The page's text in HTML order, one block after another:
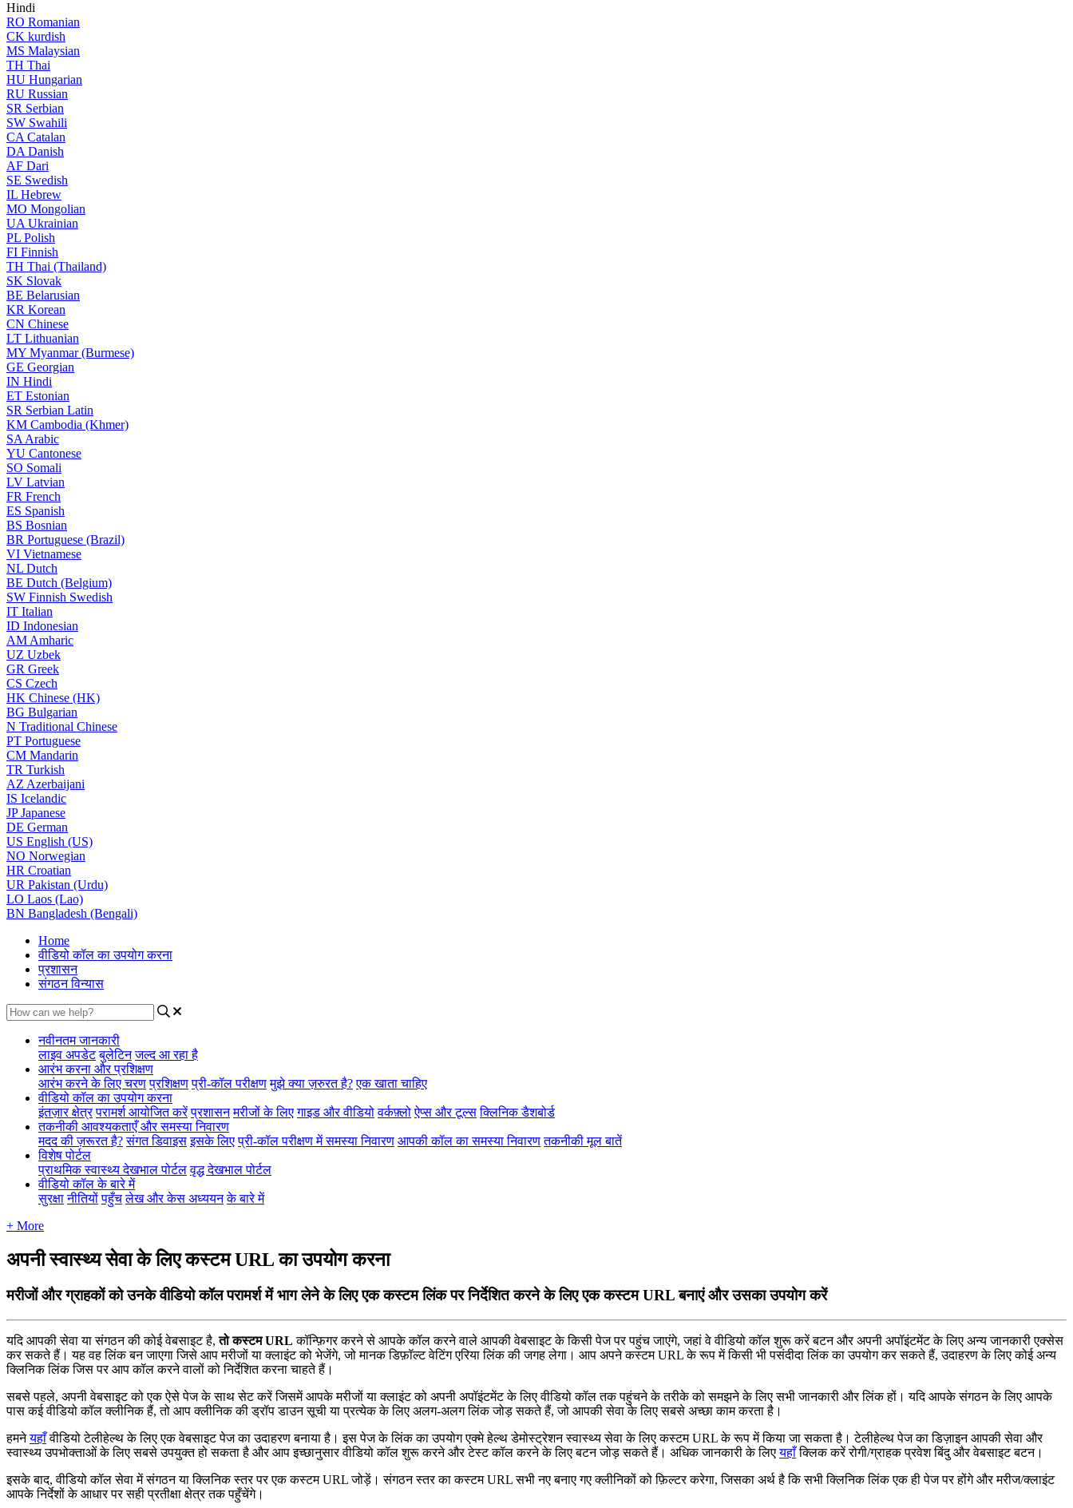
Hindi
RO Romanian
CK kurdish
MS Malaysian
TH Thai
HU Hungarian
RU Russian
SR Serbian
SW Swahili
CA Catalan
DA Danish
AF Dari
SE Swedish
IL Hebrew
MO Mongolian
UA Ukrainian
PL Polish
FI Finnish
TH Thai (Thailand)
SK Slovak
BE Belarusian
KR Korean
CN Chinese
LT Lithuanian
MY Myanmar (Burmese)
GE Georgian
IN Hindi
ET Estonian
SR Serbian Latin
KM Cambodia (Khmer)
SA Arabic
YU Cantonese
SO Somali
LV Latvian
FR French
ES Spanish
BS Bosnian
BR Portuguese (Brazil)
VI Vietnamese
NL Dutch
BE Dutch (Belgium)
SW Finnish Swedish
IT Italian
ID Indonesian
AM Amharic
UZ Uzbek
GR Greek
CS Czech
HK Chinese (HK)
BG Bulgarian
N Traditional Chinese
PT Portuguese
CM Mandarin
TR Turkish
AZ Azerbaijani
IS Icelandic
JPJapanese
DE German
US English (US)
NO Norwegian
HR Croatian
UR Pakistan (Urdu)
LO Laos (Lao)
BN Bangladesh (Bengali)
Home
वीडियो कॉल का उपयोग करना
प्रशासन
संगठन विन्यास
नवीनतम जानकारी
लाइव अपडेट बुलेटिन जल्द आ रहा है
आरंभ करना और प्रशिक्षण
आरंभ करने के लिए चरण प्रशिक्षण प्री-कॉल परीक्षण मुझे क्या ज़रुरत है? एक खाता चाहिए
वीडियो कॉल का उपयोग करना
इंतज़ार क्षेत्र परामर्श आयोजित करें प्रशासन मरीजों के लिए गाइड और वीडियो वर्कफ़्लो ऐप्स और टूल्स क्लिनिक डैशबोर्ड
तकनीकी आवश्यकताएँ और समस्या निवारण
मदद की ज़रूरत है? संगत डिवाइस इसके लिए प्री-कॉल परीक्षण में समस्या निवारण आपकी कॉल का समस्या निवारण तकनीकी मूल बातें
विशेष पोर्टल
प्राथमिक स्वास्थ्य देखभाल पोर्टल वृद्ध देखभाल पोर्टल
वीडियो कॉल के बारे में
सुरक्षा नीतियों पहुँच लेख और केस अध्ययन के बारे में
+ More
अपनी स्वास्थ्य सेवा के लिए कस्टम URL का उपयोग करना
मरीजों और ग्राहकों को उनके वीडियो कॉल परामर्श में भाग लेने के लिए एक कस्टम लिंक पर निर्देशित करने के लिए एक कस्टम URL बनाएं और उसका उपयोग करें
यद आपक सव य सगठन क कई वबसइट ह, त कसटम URL कनगर करन स आपक कल करन वल आपक वबसइट क कस पज पर पहच जएग, जह व वडय कल शर कर बटन और अपन अपइटमट क लए अनय जनकर एकसस
कर सकत ह । यह वह लक बन जएग जस आप मरज य कलइट क भजग, ज मनक डफलट वटग एरय लक क जगह लग । आप अपन कसटम URL क रप म कस भ पसदद लक क उपयग कर सकत ह, उदहरण क लए कई अनय
कनक लक जस पर आप कल करन वल क नरशत करन चहत ह ।
सबस पहल, अपन वबसइट क एक ऐस पज क सथ सट कर जसम आपक मरज य कलइट क अपन अपइटमट क लए वडय कल तक पहचन क तरक क समझन क लए सभ जनकर और लक ह । यद आपक सगठन क लए आपक
पस कई वडय कल कलनक ह, त आप कलनक क डरप डउन सच य परतयक क लए अलग-अलग लक जड सकत ह, ज आपक सव क लए सबस अचछ कम करत ह ।
हमन यह वडय टलहलथ क लए एक वबसइट पज क उदहरण बनय ह । इस पज क लक क उपयग एकम हलथ डमसटरशन सवसथय सव क लए कसटम URL क रप म कय ज सकत ह । टलहलथ पज क डजइन आपक सव और
सवसथय उपभकतओ क लए सबस उपयकत ह सकत ह और आप इचछनसर वडय कल शर करन और टसट कल करन क लए बटन जड सकत ह । अधक जनकर क लए यह कक कर रग/गरहक परवश बद और वबसइट बटन।
इसक बद, वडय कल सव म सगठन य कनक सतर पर एक कसटम URL जड । सगठन सतर क कसटम URL सभ नए बनए गए कलनक क फलटर करग, जसक अर ह क सभ कनक लक एक ह पज पर हग और मरज/कलइट
आपक नरश क आधर पर सह परतक कतर तक पहचग।